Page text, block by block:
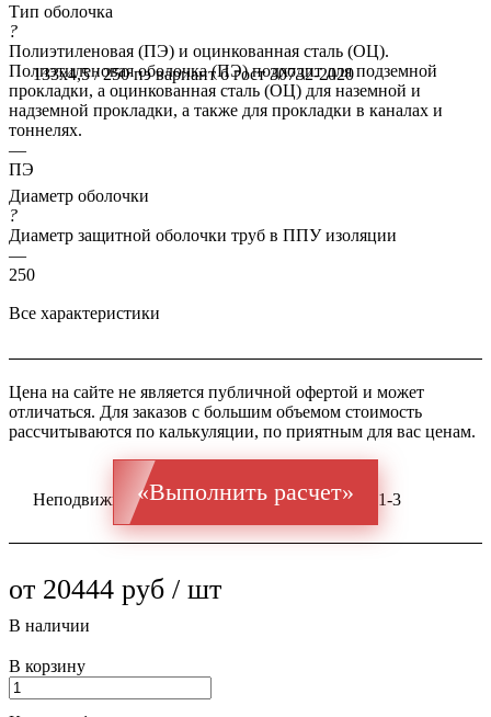
133x4,5 / 250 пэ вариант б гост 30732-2020
Неподвижная опора ППУ ГОСТ оц 10704 Ст 1-3
Тип оболочка
?
Полиэтиленовая (ПЭ) и оцинкованная сталь (ОЦ).
Полиэтиленовая оболочка (ПЭ) подходит для подземной
прокладки, а оцинкованная сталь (ОЦ) для наземной и
надземной прокладки, а также для прокладки в каналах и
тоннелях.
—
ПЭ
Диаметр оболочки
?
Диаметр защитной оболочки труб в ППУ изоляции
—
250
Все характеристики
Цена на сайте не является публичной офертой и может
отличаться. Для заказов с большим объемом стоимость
рассчитываются по калькуляции, по приятным для вас ценам.
«Выполнить расчет»
от 20444 руб / шт
В наличии
В корзину